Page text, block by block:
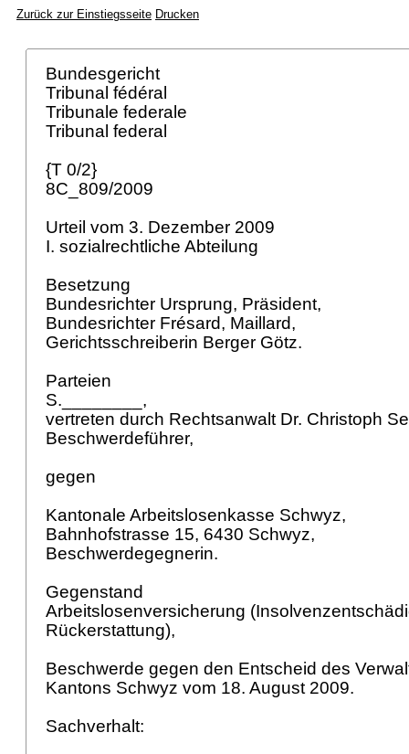
Zurück zur Einstiegsseite Drucken
Bundesgericht
Tribunal fédéral
Tribunale federale
Tribunal federal
{T 0/2}
8C_809/2009
Urteil vom 3. Dezember 2009
I. sozialrechtliche Abteilung
Besetzung
Bundesrichter Ursprung, Präsident,
Bundesrichter Frésard, Maillard,
Gerichtsschreiberin Berger Götz.
Parteien
S.________,
vertreten durch Rechtsanwalt Dr. Christoph
Beschwerdeführer,
gegen
Kantonale Arbeitslosenkasse Schwyz,
Bahnhofstrasse 15, 6430 Schwyz,
Beschwerdegegnerin.
Gegenstand
Arbeitslosenversicherung
Rückerstattung),
Beschwerde gegen den Entscheid des
Kantons Schwyz vom 18. August 2009.
Sachverhalt: